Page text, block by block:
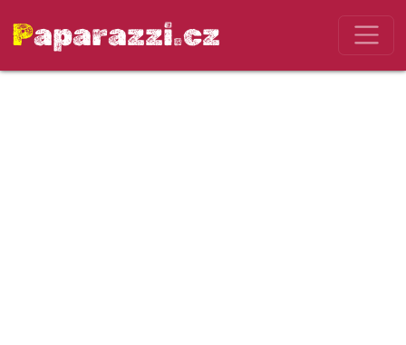
Paparazzi.cz